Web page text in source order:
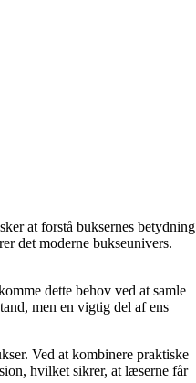
at forstå buksernes betydning
det moderne bukseunivers.
dette behov ved at samle
men en vigtig del af ens
Ved at kombinere praktiske
hvilket sikrer, at læserne får